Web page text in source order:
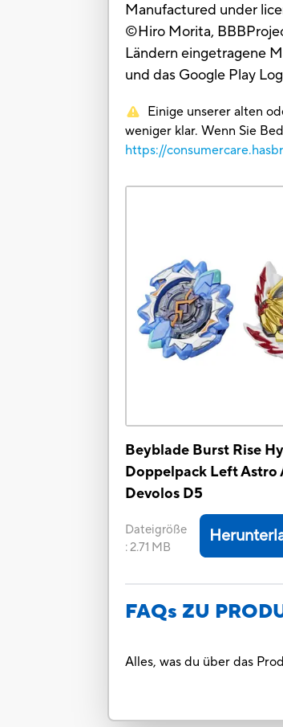
Manufactured under
©Hiro Morita,
Ländern eingetragene
und das Google Play
Einige unserer alten
weniger klar. Wenn Sie
https://
Beyblade Burst Rise
Doppelpack Left Astro
Devolos D5
Dateigröße
:2.71 MB
FAQs ZU
Alles, was du über das